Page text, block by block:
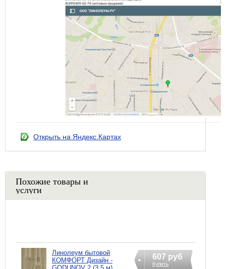
Открыть на Яндекс.Картах
Похожие товары и
услуги
Линолеум бытовой
КОМФОРТ Дизайн -
607 руб
Купить